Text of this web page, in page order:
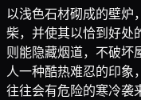
以浅色石材砌成的壁炉
柴，并使其以恰到好处
则能隐藏烟道，不破坏
人一种酷热难忍的印象
往往会有危险的寒冷袭